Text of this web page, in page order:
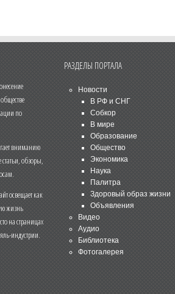
по
вниманию
обзоры,
освещает как
жизнь
на страницах
индустрии.
РАЗДЕЛЫ ПОРТАЛА
Новости
В РФ и СНГ
Собкор
В мире
Образование
Общество
Экономика
Наука
Палитра
Здоровый образ жизни
Объявления
Видео
Аудио
Библиотека
Фотогалерея